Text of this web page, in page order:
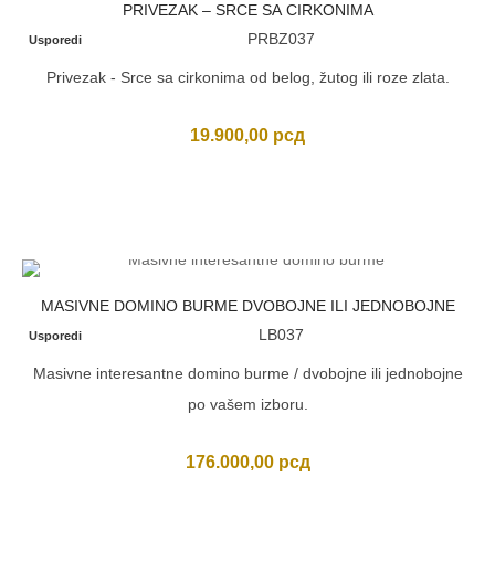
PRIVEZAK – SRCE SA CIRKONIMA
Usporedi PRBZ037
Privezak - Srce sa cirkonima od belog, žutog ili roze zlata.
19.900,00 рсд
MASIVNE DOMINO BURME DVOBOJNE ILI JEDNOBOJNE
Usporedi LB037
Masivne interesantne domino burme / dvobojne ili jednobojne
po vašem izboru.
176.000,00 рсд